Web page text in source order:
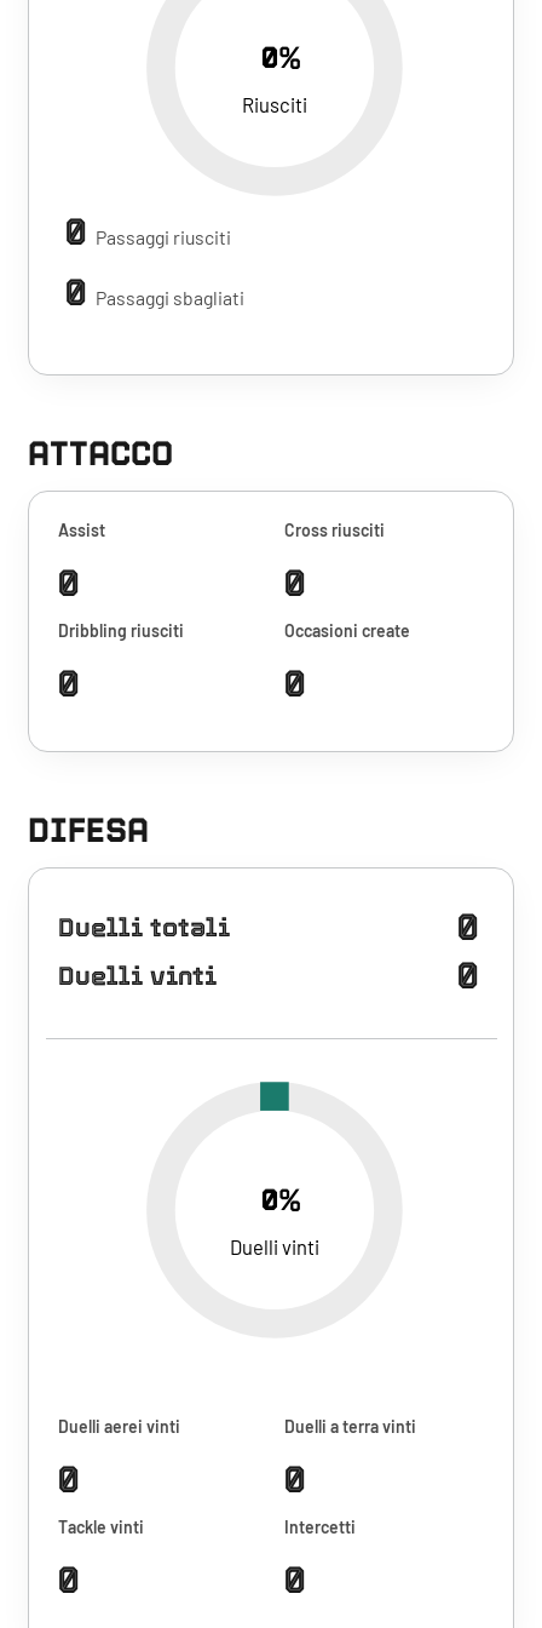
0%
Riusciti
0 Passaggi riusciti
0 Passaggi sbagliati
ATTACCO
Assist
0
Cross riusciti
0
Dribbling riusciti
0
Occasioni create
0
DIFESA
Duelli totali 0
Duelli vinti 0
0%
Duelli vinti
Duelli aerei vinti
0
Duelli a terra vinti
0
Tackle vinti
0
Intercetti
0